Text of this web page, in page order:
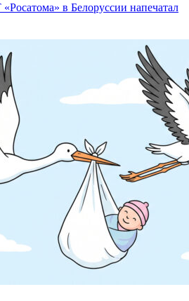
в Белоруссии напечатал